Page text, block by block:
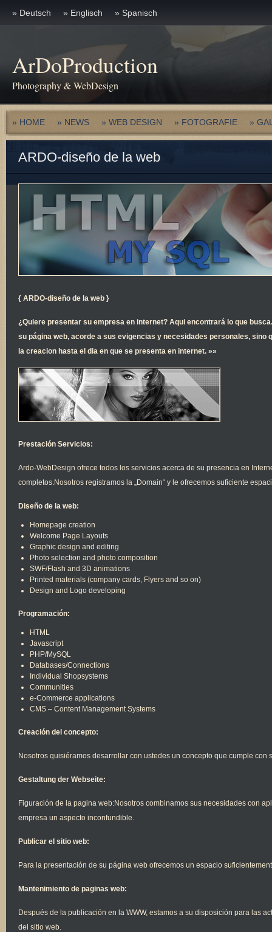
» Deutsch » Englisch » Spanisch
ArDoProduction
Photography & WebDesign
» HOME » NEWS » WEB DESIGN » FOTOGRAFIE »
ARDO-diseño de la web
{ ARDO-diseño de la web }
¿Quiere presentar su empresa en internet? Aqui encontrará lo que
su página web, acorde a sus evigencias y necesidades personales, sino
la creacion hasta el dia en que se presenta en internet. »»
Prestación Servicios:
Ardo-WebDesign ofrece todos los servicios acerca de su presencia en
completos.Nosotros registramos la „Domain“ y le ofrecemos suficiente
Diseño de la web:
Homepage creation
Welcome Page Layouts
Graphic design and editing
Photo selection and photo composition
SWF/Flash and 3D animations
Printed materials (company cards, Flyers and so on)
Design and Logo developing
Programación:
HTML
Javascript
PHP/MySQL
Databases/Connections
Individual Shopsystems
Communities
e-Commerce applications
CMS – Content Management Systems
Creación del concepto:
Nosotros quisiéramos desarrollar con ustedes un concepto que cumple con
Gestaltung der Webseite:
Figuración de la pagina web:Nosotros combinamos sus necesidades con
empresa un aspecto inconfundible.
Publicar el sitio web:
Para la presentación de su página web ofrecemos un espacio
Mantenimiento de paginas web:
Después de la publicación en la WWW, estamos a su disposición para las
del sitio web.